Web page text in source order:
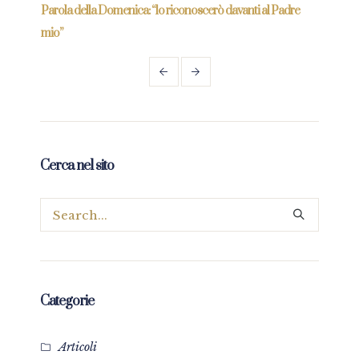
Parola della Domenica: “lo riconoscerò davanti al Padre
mio”
Cerca nel sito
Categorie
Articoli